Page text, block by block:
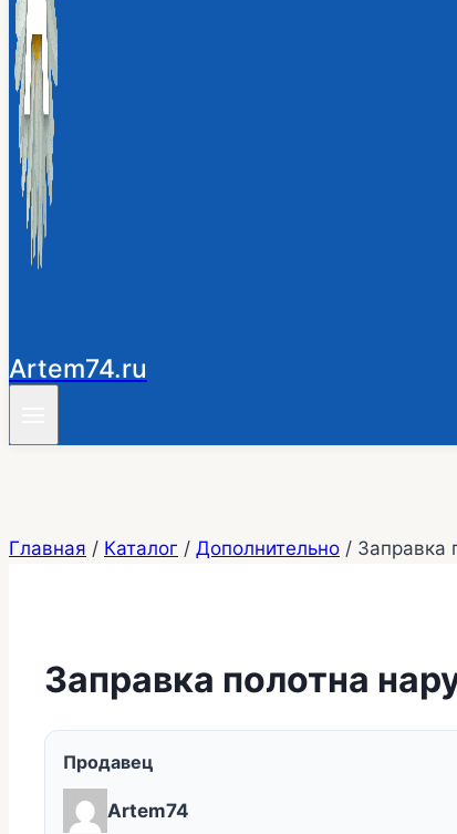
Artem74.ru
Главная / Каталог / Дополнительно / Заправка
Заправка полотна
Продавец
Artem74